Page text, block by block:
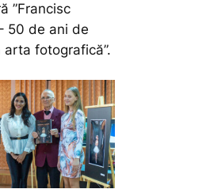
”Francisc
50 de ani de
arta fotografică”.